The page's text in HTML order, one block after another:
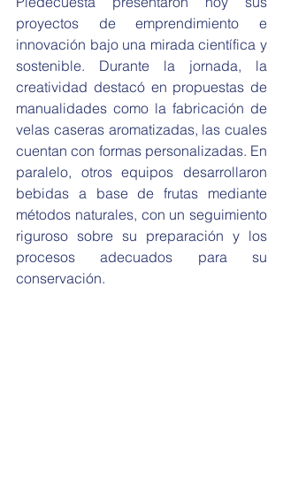
proyectos de emprendimiento e
innovación bajo una mirada científica y
sostenible. Durante la jornada, la
creatividad destacó en propuestas de
manualidades como la fabricación de
velas caseras aromatizadas, las cuales
cuentan con formas personalizadas. En
paralelo, otros equipos desarrollaron
bebidas a base de frutas mediante
métodos naturales, con un seguimiento
riguroso sobre su preparación y los
procesos adecuados para su
conservación.